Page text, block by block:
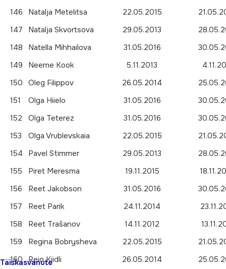
Täiskasvanute
146
Natalja Metelitsa 22.05.2015
147
Natalja Skvortsova 29.05.2013
148
Natella Mihhailova 31.05.2016
149
Neeme Kook 5.11.2013
150 Oleg Filippov 26.05.2014
151
Olga Hiielo 31.05.2016
152
Olga Teterez 31.05.2016
153
Olga Vrublevskaia 22.05.2015
154
Pavel Stimmer 29.05.2013
155
Piret Meresma 19.11.2015
156
Reet Jakobson 31.05.2016
157
Reet Parik 24.11.2014
158
Reet Trašanov 14.11.2012
159
Regina Bobrysheva 22.05.2015
160 Reio Kiidli 26.05.2014